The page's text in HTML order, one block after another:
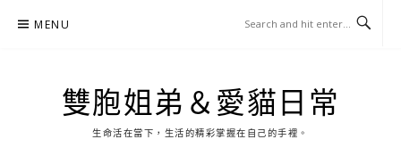
MENU
雙胞姐弟＆愛貓日常
生命活在當下，生活的精彩掌握在自己的手裡。